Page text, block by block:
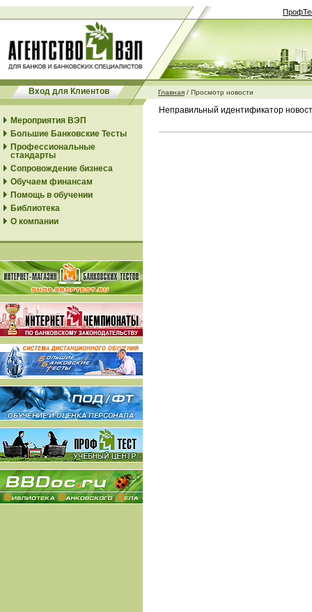
Вход для Клиентов Главная / Просмотр новости
Мероприятия ВЭП
Большие Банковские Тесты
Профессиональные
стандарты
Сопровождение бизнеса
Обучаем финансам
Помощь в обучении
Библиотека
О компании
Неправильный идентификатор